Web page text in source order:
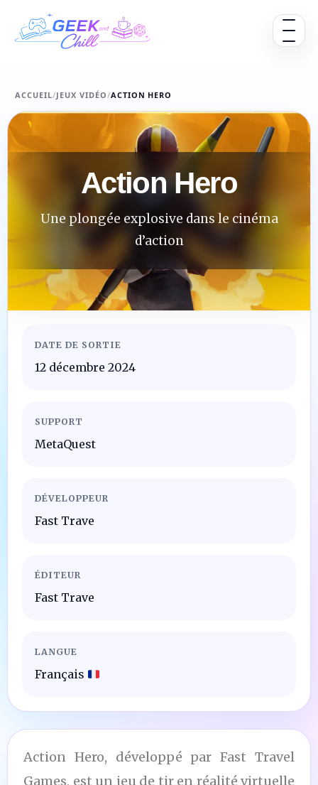
Ouvrir
ACCUEIL/JEUX VIDÉO/ACTION HERO
Action Hero
Une plongée explosive dans le cinéma
d’action
DATE DE SORTIE
12 décembre 2024
SUPPORT
MetaQuest
DÉVELOPPEUR
Fast Trave
ÉDITEUR
Fast Trave
LANGUE
Français
Action Hero, développé par Fast Travel
Games, est un jeu de tir en réalité virtuelle